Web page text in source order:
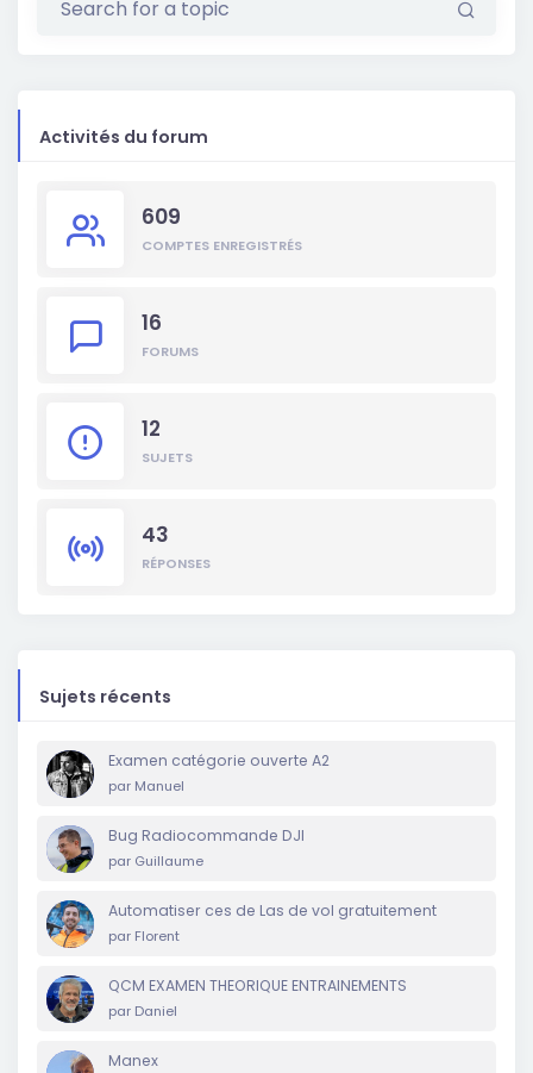
Activités du forum
609
COMPTES ENREGISTRÉS
16
FORUMS
12
SUJETS
43
RÉPONSES
Sujets récents
Examen catégorie ouverte A2
par Manuel
Bug Radiocommande DJI
par Guillaume
Automatiser ces de Las de vol gratuitement
par Florent
QCM EXAMEN THEORIQUE ENTRAINEMENTS
par Daniel
Manex